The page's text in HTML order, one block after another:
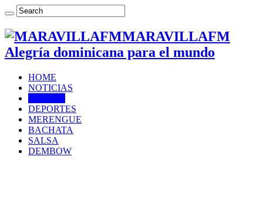
MARAVILLAFM
Alegría dominicana para el mundo
HOME
NOTICIAS
DEPORTES
MERENGUE
BACHATA
SALSA
DEMBOW